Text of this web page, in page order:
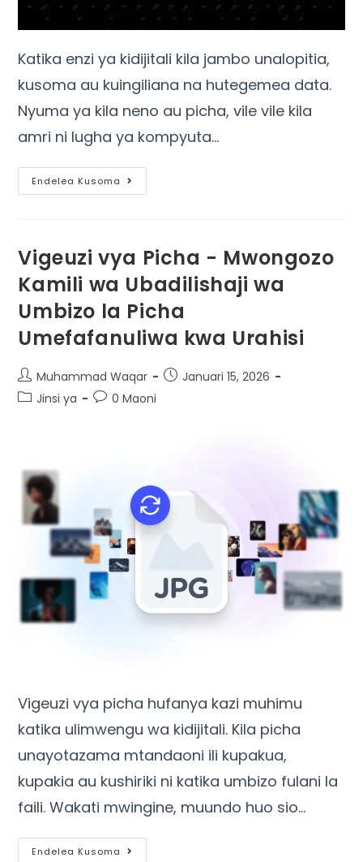
Katika enzi ya kidijitali kila jambo unalopitia,
kusoma au kuingiliana na hutegemea data.
Nyuma ya kila neno au picha, vile vile kila
amri ni lugha ya kompyuta…
Endelea Kusoma
Vigeuzi vya Picha - Mwongozo
Kamili wa Ubadilishaji wa
Umbizo la Picha
Umefafanuliwa kwa Urahisi
Muhammad Waqar
Januari 15, 2026
Jinsi ya
0 Maoni
Vigeuzi vya picha hufanya kazi muhimu
katika ulimwengu wa kidijitali. Kila picha
unayotazama mtandaoni ili kupakua,
kupakia au kushiriki ni katika umbizo fulani la
faili. Wakati mwingine, muundo huo sio…
Endelea Kusoma